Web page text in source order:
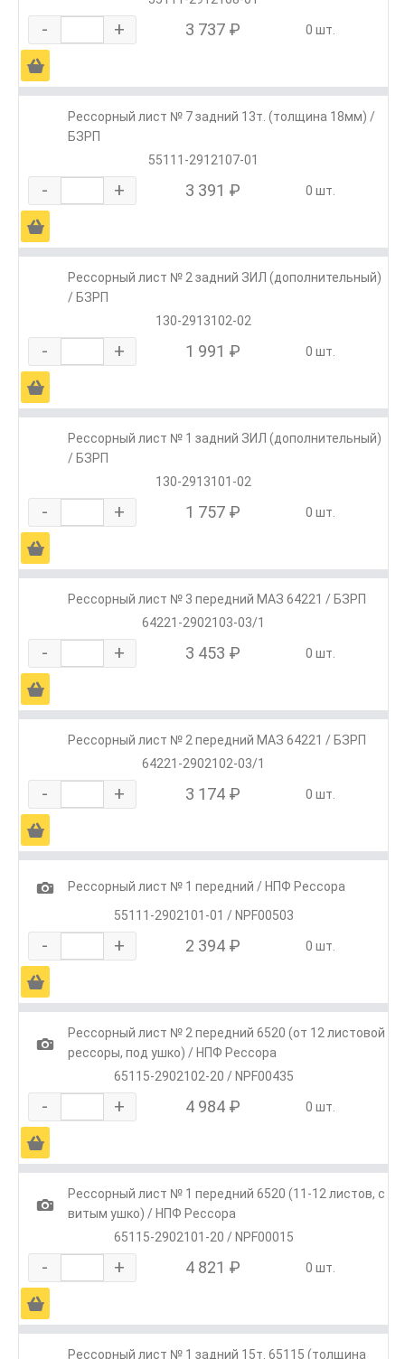
- + 3 737 ₽ 0 шт.
Ä
Рессорный лист № 7 задний 13т. (толщина 18мм) /
БЗРП
55111-2912107-01
- + 3 391 ₽ 0 шт.
Ä
Рессорный лист № 2 задний ЗИЛ (дополнительный)
/ БЗРП
130-2913102-02
- + 1 991 ₽ 0 шт.
Ä
Рессорный лист № 1 задний ЗИЛ (дополнительный)
/ БЗРП
130-2913101-02
- + 1 757 ₽ 0 шт.
Ä
Рессорный лист № 3 передний МАЗ 64221 / БЗРП
64221-2902103-03/1
- + 3 453 ₽ 0 шт.
Ä
Рессорный лист № 2 передний МАЗ 64221 / БЗРП
64221-2902102-03/1
- + 3 174 ₽ 0 шт.
Ä
1
Рессорный лист № 1 передний / НПФ Рессора
55111-2902101-01 / NPF00503
- + 2 394 ₽ 0 шт.
Ä
1
Рессорный лист № 2 передний 6520 (от 12 листовой
рессоры, под ушко) / НПФ Рессора
65115-2902102-20 / NPF00435
- + 4 984 ₽ 0 шт.
Ä
1
Рессорный лист № 1 передний 6520 (11-12 листов, с
витым ушко) / НПФ Рессора
65115-2902101-20 / NPF00015
- + 4 821 ₽ 0 шт.
Ä
Рессорный лист № 1 задний 15т. 65115 (толщина